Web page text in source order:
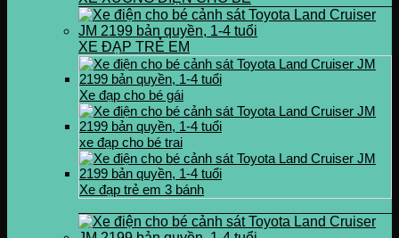
XE ĐẠP TRẺ EM
Xe đạp cho bé gái
xe đạp cho bé trai
Xe đạp trẻ em 3 bánh